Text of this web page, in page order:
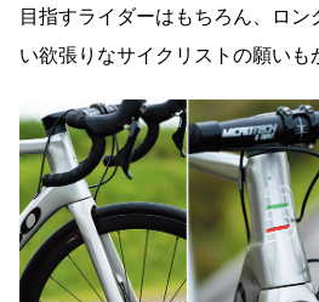
目指すライダーはもちろん、ロン
い欲張りなサイクリストの願いも